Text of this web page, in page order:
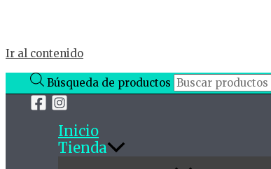
Ir al contenido
Búsqueda de productos
Inicio
Tienda